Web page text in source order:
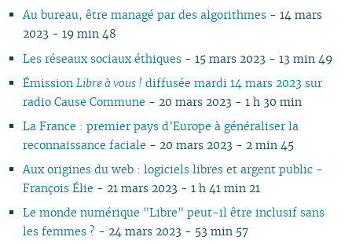
Au bureau, être managé par des algorithmes - 14 mars
2023 - 19 min 48
Les réseaux sociaux éthiques- 15 mars 2023 - 13 min 49
Émission Libre à vous ! diffusée mardi 14 mars 2023 sur
radio Cause Commune - 20 mars 2023 - 1 h 30 min
La France : premier pays d’Europe à généraliser la
reconnaissance faciale - 20 mars 2023 - 2 min 45
Aux origines du web : logiciels libres et argent public -
François Élie - 21 mars 2023 - 1 h 41 min 21
Le monde numérique "Libre" peut-il être inclusif sans
les femmes ? - 24 mars 2023 - 53 min 57